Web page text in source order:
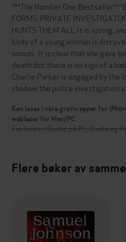
***The Number One
FORMS.PRIVATE
HUNTS THEM ALL.It is spring,
body of a young woman is
woods. It is clear that she gave
death.But there is no sign of a
Charlie Parker is engaged by the
shadow the police investigation
Kan leses i våre gratis apper for
webleser for Mac/PC
Kan leses i iBooks, på PC, Kindle og
Flere bøker av